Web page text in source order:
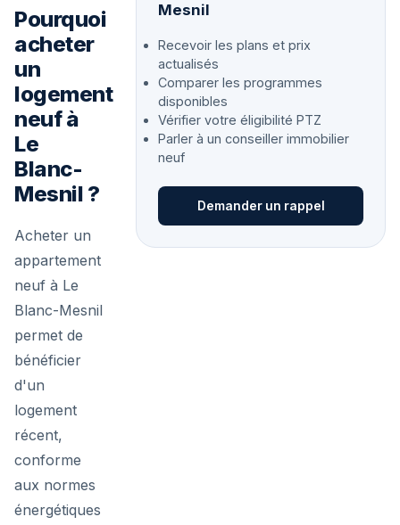
Pourquoi
acheter
un
logement
neuf à
Le
Blanc-
Mesnil ?
Acheter un
appartement
neuf à Le
Blanc-Mesnil
permet de
bénéficier
d'un
logement
récent,
conforme
aux normes
énergétiques
Mesnil
Recevoir les plans et prix
actualisés
Comparer les programmes
disponibles
Vérifier votre éligibilité PTZ
Parler à un conseiller immobilier
neuf
Demander un rappel